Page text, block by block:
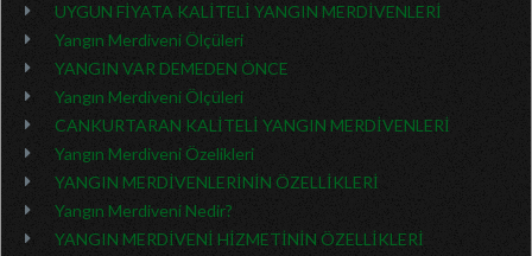
UYGUN FİYATA KALİTELİ YANGIN MERDİVENLERİ
Yangın Merdiveni Ölçüleri
YANGIN VAR DEMEDEN ÖNCE
Yangın Merdiveni Ölçüleri
CANKURTARAN KALİTELİ YANGIN MERDİVENLERİ
Yangın Merdiveni Özelikleri
YANGIN MERDİVENLERİNİN ÖZELLİKLERİ
Yangın Merdiveni Nedir?
YANGIN MERDİVENİ HİZMETİNİN ÖZELLİKLERİ